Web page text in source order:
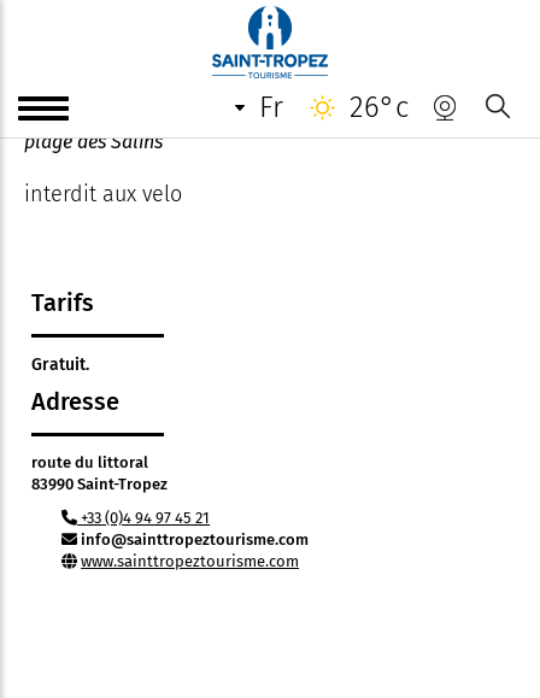
fr 26°c
Sentier du littoral
sentier de bord de mer du centre de Saint-Tropez à la
plage des Salins
interdit aux velo
Tarifs
Gratuit.
Adresse
route du littoral
83990 Saint-Tropez
+33 (0)4 94 97 45 21
info@sainttropeztourisme.com
www.sainttropeztourisme.com